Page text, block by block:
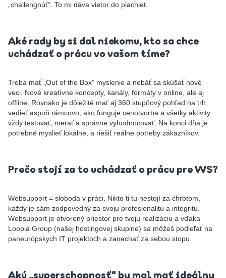
„challengnúť“. To mi dáva vietor do plachiet.
Aké rady by si dal niekomu, kto sa chce
uchádzať o prácu vo vašom tíme?
Treba mať „Out of the Box” myslenie a nebáť sa skúšať nové
veci. Nové kreatívne koncepty, kanály, formáty v online, ale aj
offline. Rovnako je dôležité mať aj 360 stupňový pohľad na trh,
vedieť aspoň rámcovo, ako funguje cenotvorba a všetky aktivity
vždy testovať, merať a správne vyhodnocovať. Na konci dňa je
potrebné myslieť lokálne, a riešiť reálne potreby zákazníkov.
Prečo stojí za to uchádzať o prácu pre WS?
Websupport = sloboda v práci. Nikto ti tu nestojí za chrbtom,
každý je sám zodpovedný za svoju profesionalitu a integritu.
Websupport je otvorený priestor pre tvoju realizáciu a vďaka
Loopia Group (našej hostingovej skupine) sa môžeš podieľať na
paneurópskych IT projektoch a zanechať za sebou stopu.
Akú „superschopnosť“ by mal mať ideálny